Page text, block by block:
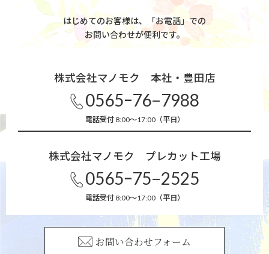
はじめてのお客様は、「お電話」での
お問い合わせが便利です。
株式会社マノモク 本社・豊田店
0565ｰ76−7988
電話受付 8:00～17:00（平日）
株式会社マノモク プレカット工場
0565ｰ75−2525
電話受付 8:00～17:00（平日）
お問い合わせフォーム